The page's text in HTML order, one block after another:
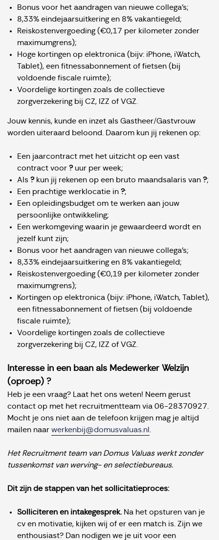
Bonus voor het aandragen van nieuwe collega’s;
8,33% eindejaarsuitkering en 8% vakantiegeld;
Reiskostenvergoeding (€0,17 per kilometer zonder
maximumgrens);
Hoge kortingen op elektronica (bijv: iPhone, iWatch,
Tablet), een fitnessabonnement of fietsen (bij
voldoende fiscale ruimte);
Voordelige kortingen zoals de collectieve
zorgverzekering bij CZ, IZZ of VGZ.
Jouw kennis, kunde en inzet als Gastheer/Gastvrouw
worden uiteraard beloond. Daarom kun jij rekenen op:
Een jaarcontract met het uitzicht op een vast
contract voor ?uur per week;
Als ? kun jij rekenen op een bruto maandsalaris van ?;
Een prachtige werklocatie in ?;
Een opleidingsbudget om te werken aan jouw
persoonlijke ontwikkeling;
Een werkomgeving waarin je gewaardeerd wordt en
jezelf kunt zijn;
Bonus voor het aandragen van nieuwe collega’s;
8,33% eindejaarsuitkering en 8% vakantiegeld;
Reiskostenvergoeding (€0,19 per kilometer zonder
maximumgrens);
Kortingen op elektronica (bijv: iPhone, iWatch, Tablet),
een fitnessabonnement of fietsen (bij voldoende
fiscale ruimte);
Voordelige kortingen zoals de collectieve
zorgverzekering bij CZ, IZZ of VGZ.
Interesse in een baan als Medewerker Welzijn
(oproep) ?
Heb je een vraag? Laat het ons weten! Neem gerust
contact op met het recruitmentteam via 06-28370927.
Mocht je ons niet aan de telefoon krijgen mag je altijd
mailen naar werkenbij@domusvaluas.n
Het Recruitment team van Domus Valuas werkt zonder
tussenkomst van werving- en selectiebureaus.
Dit zijn de stappen van het sollicitatieproces:
Solliciteren en intakegesprek. Na het opsturen van je
cv en motivatie, kijken wij of er een match is. Zijn we
enthousiast? Dan nodigen we je uit voor een